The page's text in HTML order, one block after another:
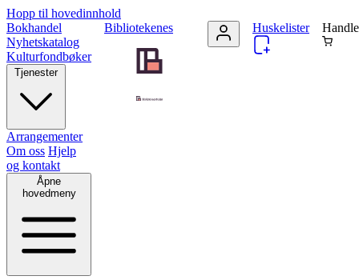
Hopp til hovedinnhold
Bibliotekenes
Bokhandel
Nyhetskatalog
Kulturfondbøker
Tjenester
Arrangementer
Om oss Hjelp
og kontakt
Åpne
hovedmeny
Huskelister